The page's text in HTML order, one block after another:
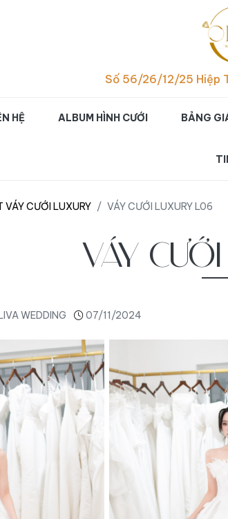
| Chụp hình
Số 56/26/12/25 Hiệp
HỆ ALBUM HÌNH CƯỚI BẢNG
VÁY CƯỚI LUXURY VÁY CƯỚI LUXURY L06
VÁY CƯỚI
WEDDING 07/11/2024